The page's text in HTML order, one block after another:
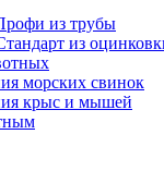
из трубы
из
морских свинок
крыс и мышей